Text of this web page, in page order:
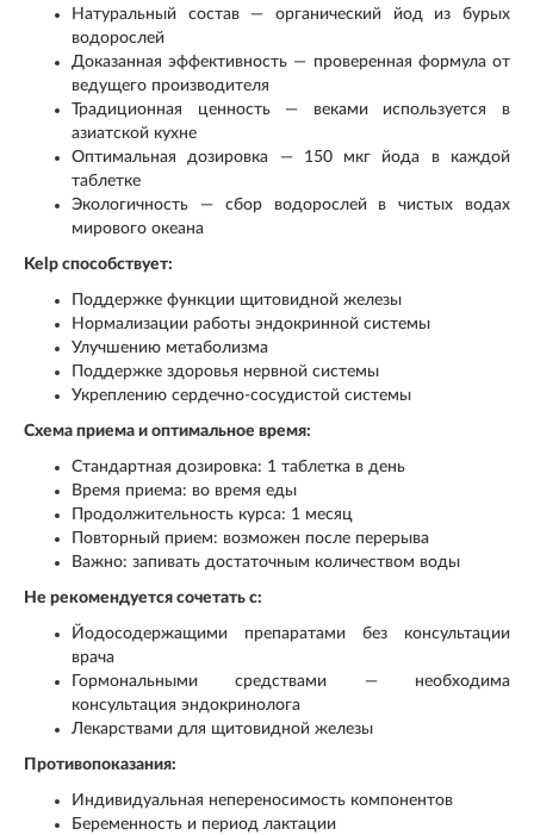
Натуральный состав — органический йод из бурых
водорослей
Доказанная эффективность — проверенная формула от
ведущего производителя
Традиционная ценность — веками используется в
азиатской кухне
Оптимальная дозировка — 150 мкг йода в каждой
таблетке
Экологичность — сбор водорослей в чистых водах
мирового океана
Kelp способствует:
Поддержке функции щитовидной железы
Нормализации работы эндокринной системы
Улучшению метаболизма
Поддержке здоровья нервной системы
Укреплению сердечно-сосудистой системы
Схема приема и оптимальное время:
Стандартная дозировка: 1 таблетка в день
Время приема: во время еды
Продолжительность курса: 1 месяц
Повторный прием: возможен после перерыва
Важно: запивать достаточным количеством воды
Не рекомендуется сочетать с:
Йодосодержащими препаратами без консультации
врача
Гормональными средствами — необходима
консультация эндокринолога
Лекарствами для щитовидной железы
Противопоказания:
Индивидуальная непереносимость компонентов
Беременность и период лактации